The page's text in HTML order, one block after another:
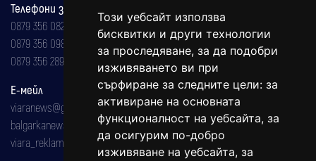
Този уебсайт използва
бисквитки и други технологии
за проследяване, за да подобри
изживяването ви при
сърфиране за следните цели: за
активиране на основната
функционалност на уебсайта, за
да осигурим по-добро
изживяване на уебсайта, за
Телефони за реклама и абонаменти
0879 356 082
0879 356 098
0879 356 289
Е-мейл
viaranews@gmail.com
balgarkanews@gmail.com
viara_reklama@mail.bg